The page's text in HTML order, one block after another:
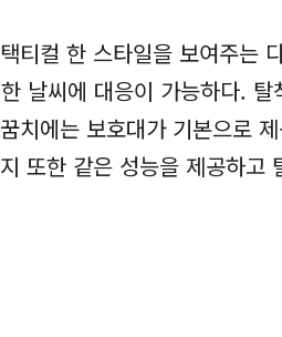
택티컬 한 스타일을 보여주는
한 날씨에 대응이 가능하다.
꿈치에는 보호대가 기본으로
지 또한 같은 성능을 제공하고